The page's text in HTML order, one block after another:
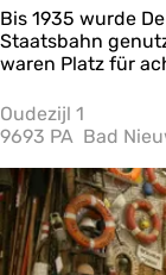
r
n
e
h
m
e
n
L
o
k
m
o
i
v
h
Bis 1935 wurde
Staatsbahn
waren Platz für
Oudezijl 1
9693 PA Bad